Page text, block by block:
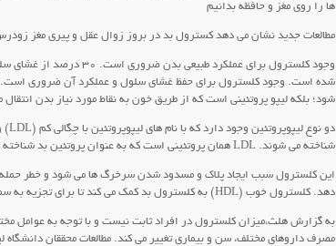
ها را روی مغز و حافظه بدانیم
مطالعات جدید نشان می دهد کسترول بد در بروز زوال عقل و پیری مغز
وجود کلسترول برای عملکرد
شده است. وجود کلسترول برای حفظ غشای سلول و عملکرد آن ضروری
شود؛ بلکه لیپو پروتئینی است که از طریق خون به نقاط مورد نیاز بدن انتقال
شناخته می شوند. LDL همان پروتئینی است که به عنوان پروتئین بد شناخته می شود.
این کلسترول سبب ایجاد پلاک و مسدود شدن سرخرگ ها می شود و خطر
دهد. کلسترول خوب (HDL) به کلسترول بد کمک می کند تا برای تجزیه به سمت کبد هدایت شود.
به گزارش هلث،میزان کلسترول در افراد ثابت نیست و با توجه به عوامل
مصرف داروهای مختلف، سن و بیماری تغییر می کند. مطالعات محققان